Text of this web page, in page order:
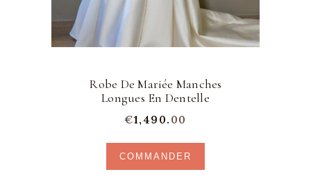
Robe De Mariée Manches
Longues En Dentelle
€1,490. 00
COMMANDER